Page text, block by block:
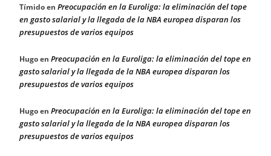
Tímidoen Preocupación en la Euroliga: la eliminación del tope
en gasto salarial y la llegada de la NBA europea disparan los
presupuestos de varios equipos
Hugoen Preocupación en la Euroliga: la eliminación del tope en
gasto salarial y la llegada de la NBA europea disparan los
presupuestos de varios equipos
Hugoen Preocupación en la Euroliga: la eliminación del tope en
gasto salarial y la llegada de la NBA europea disparan los
presupuestos de varios equipos